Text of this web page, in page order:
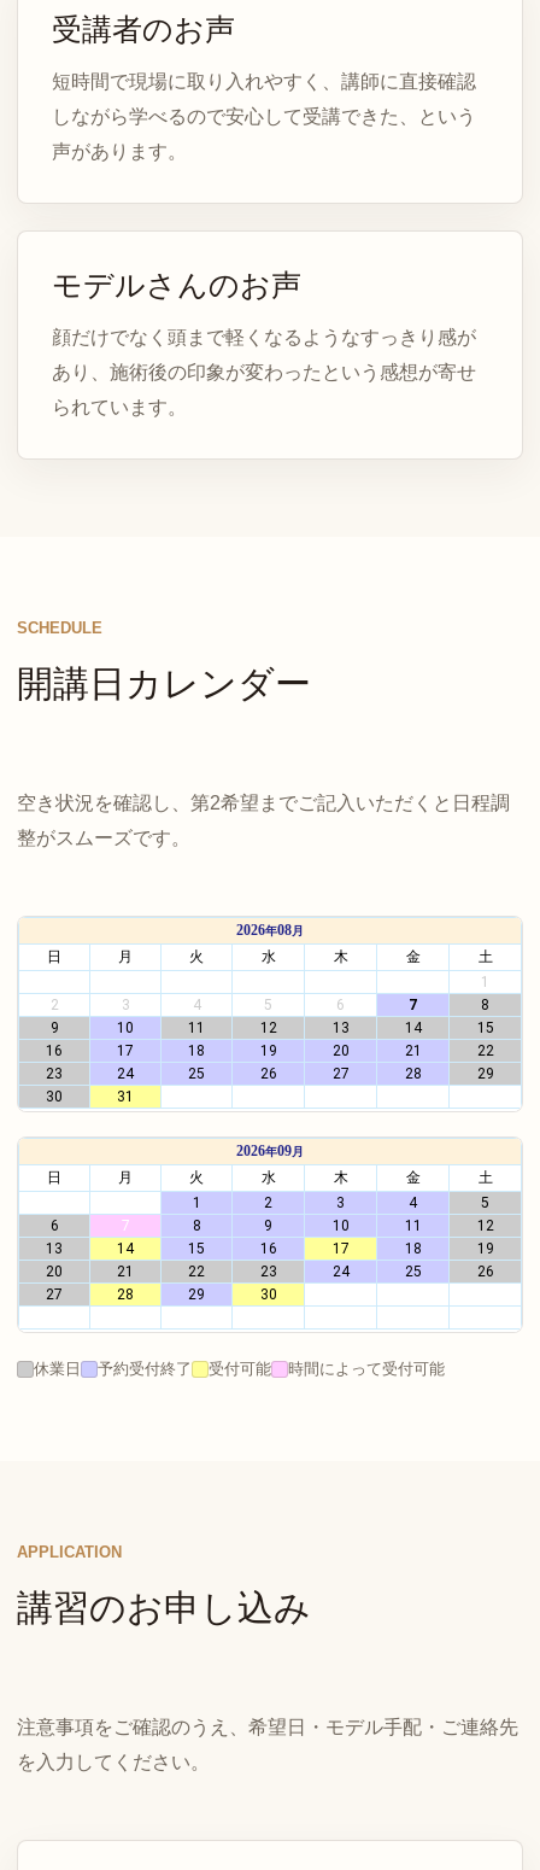
受講者のお声
短時間で現場に取り入れやすく、講師に直接確認
しながら学べるので安心して受講できた、という
声があります。
モデルさんのお声
顔だけでなく頭まで軽くなるようなすっきり感が
あり、施術後の印象が変わったという感想が寄せ
られています。
SCHEDULE
開講日カレンダー
空き状況を確認し、第2希望までご記入いただくと日程調
整がスムーズです。
休業日 予約受付終了 受付可能 時間によって受付可能
APPLICATION
講習のお申し込み
注意事項をご確認のうえ、希望日・モデル手配・ご連絡先
を入力してください。